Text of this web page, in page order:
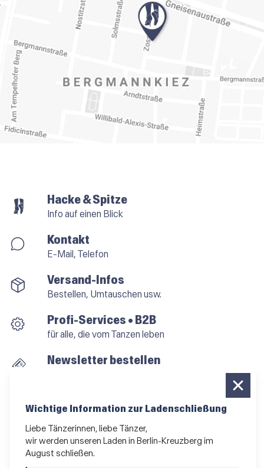
Hacke & Spitze
Info auf einen Blick
Kontakt
E-Mail, Telefon
Versand-Infos
Bestellen, Umtauschen usw.
Profi-Services • B2B
für alle, die vom Tanzen leben
Newsletter bestellen
AGB•Impressum• Datenschutz
Wichtige Information zur Ladenschließung
Liebe Tänzerinnen, liebe Tänzer,
wir werden unseren Laden in Berlin-Kreuzberg im
August schließen.